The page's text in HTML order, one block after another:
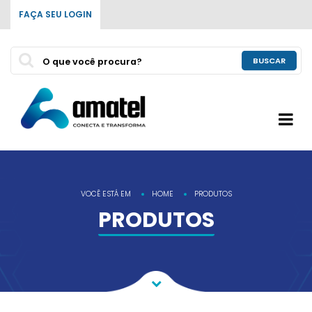
FAÇA SEU LOGIN
BUSCAR
VOCÊ ESTÁ EM HOME PRODUTOS
PRODUTOS